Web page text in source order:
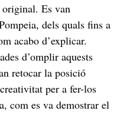
Es van
dels quals fins a
acabo d’explicar.
d’omplir aquests
retocar la posició
per a fer-los
com es va demostrar el